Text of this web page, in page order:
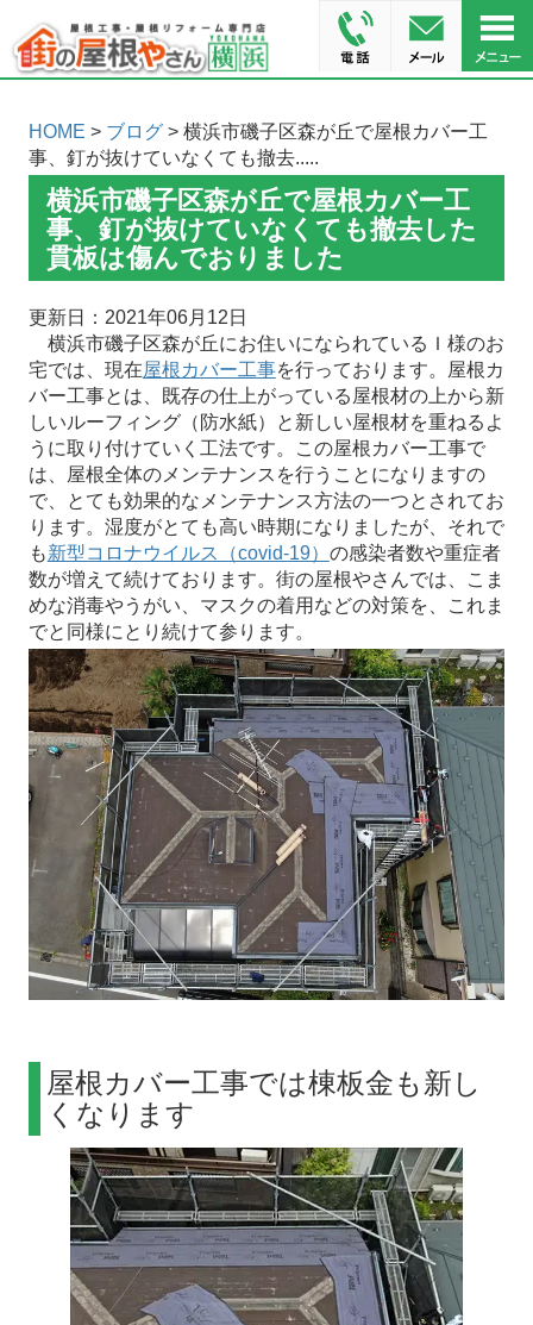
HOME > ブログ> 横浜市磯子区森が丘で屋根カバー工
事、釘が抜けていなくても撤去.....
横浜市磯子区森が丘で屋根カバー工
事、釘が抜けていなくても撤去した
貫板は傷んでおりました
更新日：2021年06月12日
横浜市磯子区森が丘にお住いになられているＩ様のお
宅では、現在屋根カバー工事を行っております。屋根カ
バー工事とは、既存の仕上がっている屋根材の上から新
しいルーフィング（防水紙）と新しい屋根材を重ねるよ
うに取り付けていく工法です。この屋根カバー工事で
は、屋根全体のメンテナンスを行うことになりますの
で、とても効果的なメンテナンス方法の一つとされてお
ります。湿度がとても高い時期になりましたが、それで
も新型コロナウイルス（covid-19） の感染者数や重症者
数が増えて続けております。街の屋根やさんでは、こま
めな消毒やうがい、マスクの着用などの対策を、これま
でと同様にとり続けて参ります。
屋根カバー工事では棟板金も新し
くなります